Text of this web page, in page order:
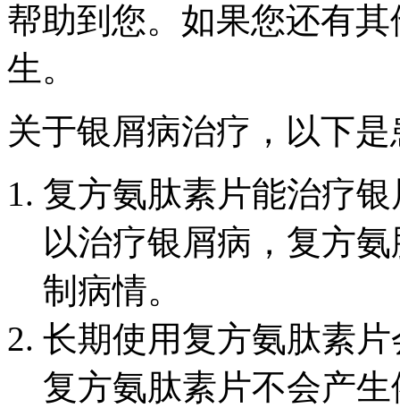
帮助到您。如果您还有
生。
关于银屑病治疗，以下
复方氨肽素片能治疗
以治疗银屑病，复方
制病情。
长期使用复方氨肽素
复方氨肽素片不会产